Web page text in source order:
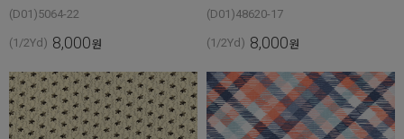
(D01)5064-22
(1/2Yd) 8,000원
(D01)48620-17
(1/2Yd) 8,000원